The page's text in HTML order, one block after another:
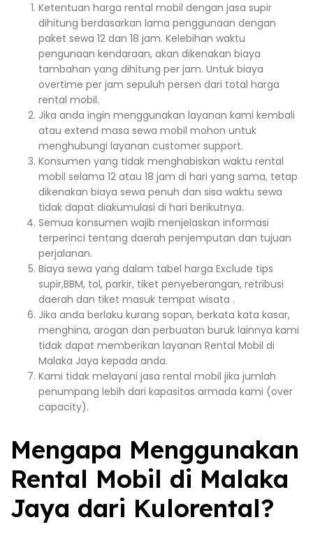
Ketentuan harga rental mobil dengan jasa supir
dihitung berdasarkan lama penggunaan dengan
paket sewa 12 dan 18 jam. Kelebihan waktu
pengunaan kendaraan, akan dikenakan biaya
tambahan yang dihitung per jam. Untuk biaya
overtime per jam sepuluh persen dari total harga
rental mobil.
Jika anda ingin menggunakan layanan kami kembali
atau extend masa sewa mobil mohon untuk
menghubungi layanan customer support.
Konsumen yang tidak menghabiskan waktu rental
mobil selama 12 atau 18 jam di hari yang sama, tetap
dikenakan biaya sewa penuh dan sisa waktu sewa
tidak dapat diakumulasi di hari berikutnya.
Semua konsumen wajib menjelaskan informasi
terperinci tentang daerah penjemputan dan tujuan
perjalanan.
Biaya sewa yang dalam tabel harga Exclude tips
supir,BBM, tol, parkir, tiket penyeberangan, retribusi
daerah dan tiket masuk tempat wisata .
Jika anda berlaku kurang sopan, berkata kata kasar,
menghina, arogan dan perbuatan buruk lainnya kami
tidak dapat memberikan layanan Rental Mobil di
Malaka Jaya kepada anda.
Kami tidak melayani jasa rental mobil jika jumlah
penumpang lebih dari kapasitas armada kami (over
capacity).
Mengapa Menggunakan
Rental Mobil di Malaka
Jaya dari Kulorental?